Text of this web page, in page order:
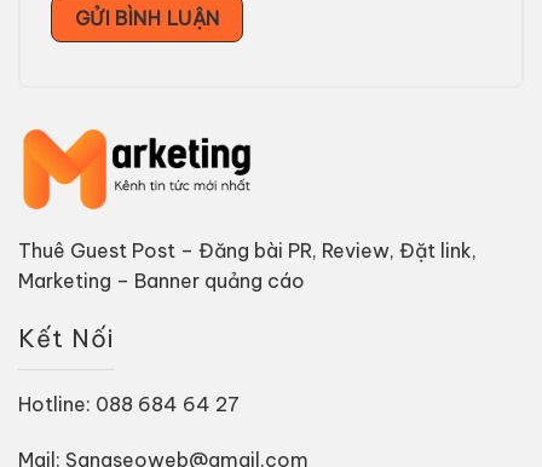
Thuê Guest Post – Đăng bài PR, Review, Đặt link,
Marketing – Banner quảng cáo
Kết Nối
Hotline: 088 684 64 27
Mail: Sangseoweb@gmail.com